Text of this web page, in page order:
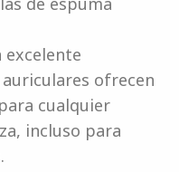
excelente
ofrecen
cualquier
incluso para